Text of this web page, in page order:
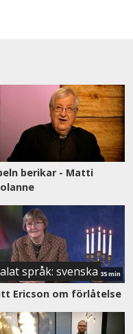
berikar - Matti
35 min
språk: svenska
Ericson om förlåtelse